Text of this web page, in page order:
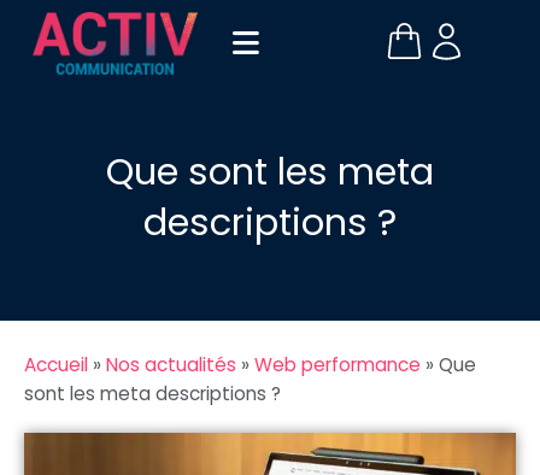
Que sont les meta
descriptions ?
Accueil » Nos actualités » Web performance » Que
sont les meta descriptions ?